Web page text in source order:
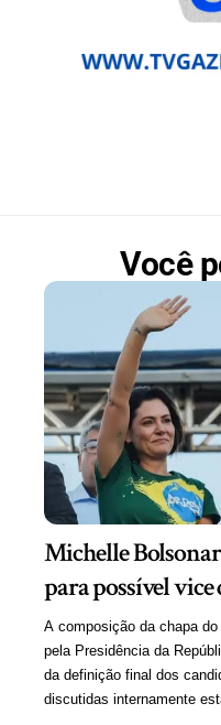
Você
Michelle
para possível
A composição da chapa
pela Presidência da
da definição final dos
discutidas internamente